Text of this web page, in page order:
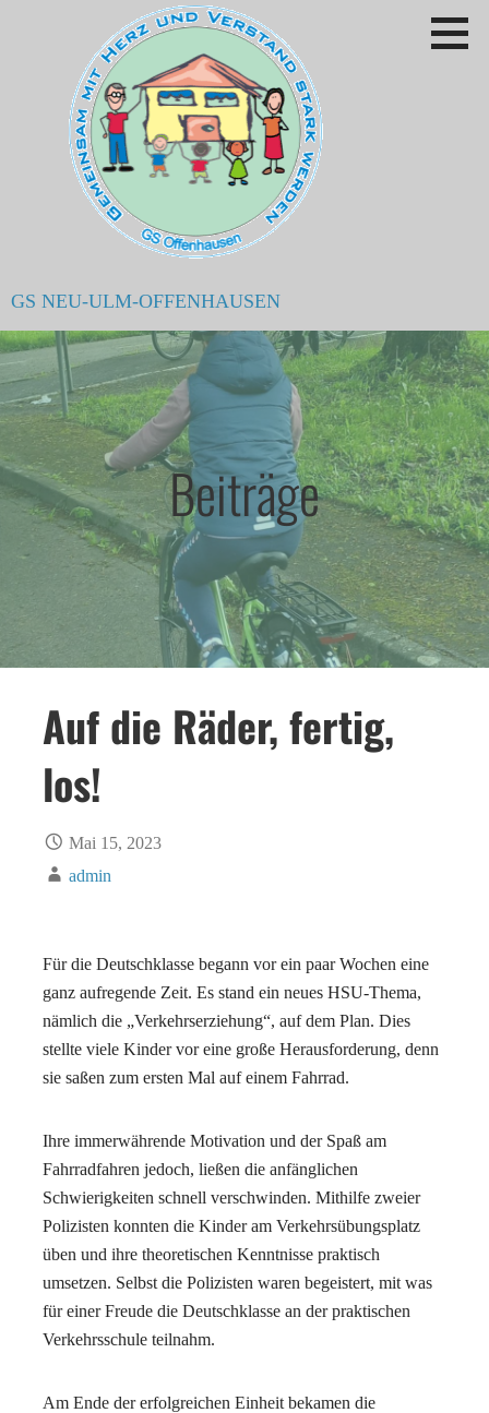
GS NEU-ULM-OFFENHAUSEN
Beiträge
Auf die Räder, fertig,
los!
Mai 15, 2023
admin
Für die Deutschklasse begann vor ein paar Wochen eine
ganz aufregende Zeit. Es stand ein neues HSU-Thema,
nämlich die „Verkehrserziehung“, auf dem Plan. Dies
stellte viele Kinder vor eine große Herausforderung, denn
sie saßen zum ersten Mal auf einem Fahrrad.
Ihre immerwährende Motivation und der Spaß am
Fahrradfahren jedoch, ließen die anfänglichen
Schwierigkeiten schnell verschwinden. Mithilfe zweier
Polizisten konnten die Kinder am Verkehrsübungsplatz
üben und ihre theoretischen Kenntnisse praktisch
umsetzen. Selbst die Polizisten waren begeistert, mit was
für einer Freude die Deutschklasse an der praktischen
Verkehrsschule teilnahm.
Am Ende der erfolgreichen Einheit bekamen die